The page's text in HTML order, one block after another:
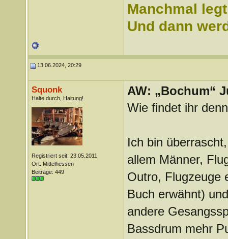
Manchmal
Und dann
13.06.2024, 20:29
Squonk
Halte durch, Haltung!
Registriert seit: 23.05.2011
Ort: Mittelhessen
Beiträge: 449
AW: „Bochum“
Wie findet ihr
Ich bin
allem Männer,
Outro, Flugzeuge
Buch erwähnt)
andere
Bassdrum mehr